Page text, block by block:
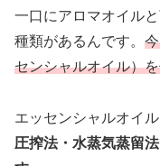
一口にアロマオイル
種類があるんです。
センシャルオイル）
エッセンシャルオイル
圧搾法・水蒸気蒸留